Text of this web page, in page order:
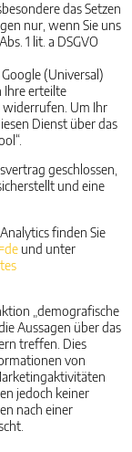
das Setzen
nur, wenn Sie uns
1 lit. a DSGVO
(Universal)
Ihre erteilte
Um Ihr
Dienst über das
geschlossen,
und eine
finden Sie
und unter
„demografische
Aussagen über das
treffen. Dies
von
jedoch keiner
nach einer